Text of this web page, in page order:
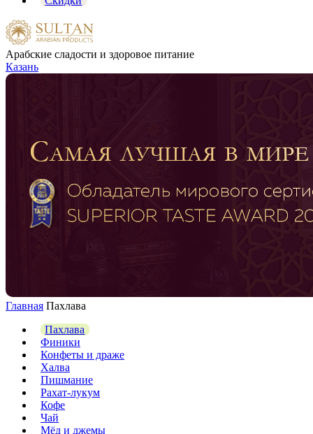
Арабские сладости и здоровое питание
Казань
Главная Пахлава
Пахлава
Финики
Конфеты и драже
Халва
Пишмание
Рахат-лукум
Кофе
Чай
Мёд и джемы